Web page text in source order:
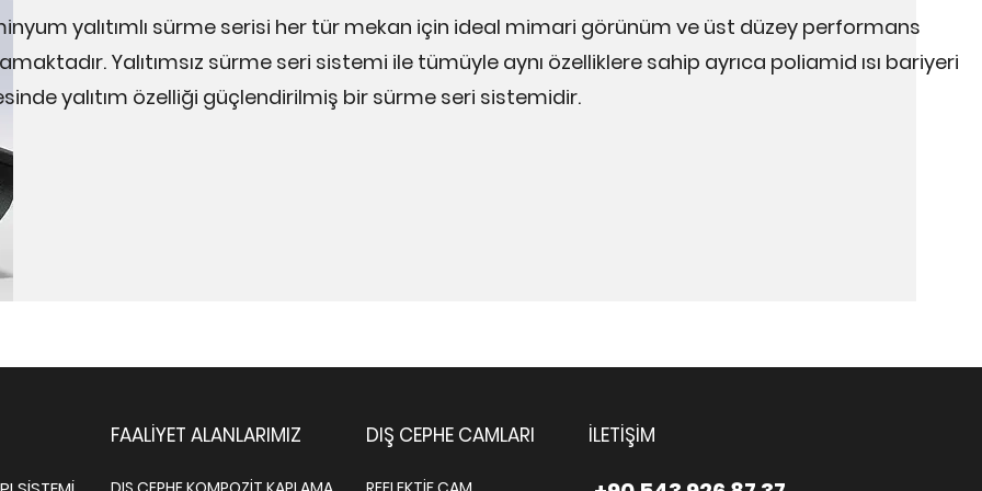
yalıtımlı sürme serisi her tür mekan için ideal mimari görünüm ve üst düzey performans
Yalıtımsız sürme seri sistemi ile tümüyle aynı özelliklere sahip ayrıca poliamid ısı bariyeri
yalıtım özelliği güçlendirilmiş bir sürme seri sistemidir.
FAALİYET ALANLARIMIZ DIŞ CEPHE CAMLARI İLETİŞİM